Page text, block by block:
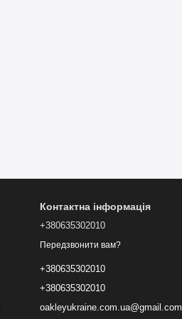
Контактна інформація
+380635302010
Передзвонити вам?
+380635302010
+380635302010
oakleyukraine.com.ua@gmail.com